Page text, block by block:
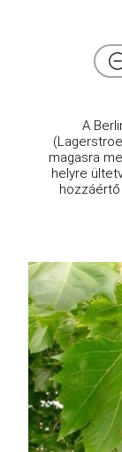
A
magasra
helyre